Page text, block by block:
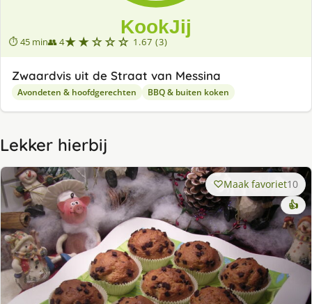
⏱ 45 min👥 4★★☆☆☆ 1.67 (3)
Zwaardvis uit de Straat van Messina
Avondeten & hoofdgerechten BBQ & buiten koken
Lekker hierbij
Maak favoriet10
👍